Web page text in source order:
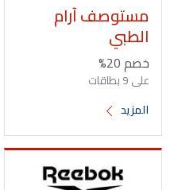
مستوصف آرام
الطبي
خصم 20%
على 9 بطاقات
المزيد